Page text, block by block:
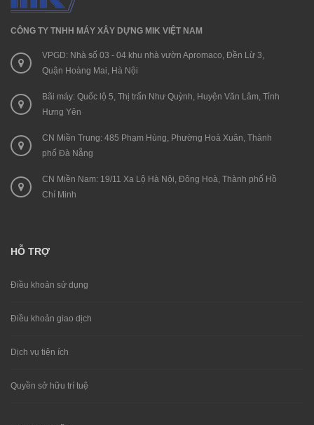
CÔNG TY TNHH MÁY XÂY DỰNG MIK VIỆT NAM
VPGD: Nhà số 03 - 04 khu nhà vườn Apromaco, Đền Lừ 3,
Quận Hoàng Mai, Hà Nội
Bãi máy: Quốc lộ 5, Thị trấn Như Quỳnh, Huyện Văn Lâm, Tỉnh
Hưng Yên
CN Miền Trung: 485 Phạm Hùng, Phường Hoà Xuân, Thành
phố Đà Nẵng
CN Miền Nam: 19/11 Xa Lộ Hà Nội, Đông Hoà, Thành phố Hồ
Chí Minh
HỖ TRỢ
Điều khoản sử dụng
Điều khoản giao dịch
Dịch vụ tiện ích
Quyền sở hữu trí tuệ